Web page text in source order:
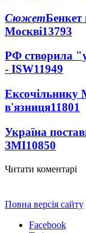
СюжетБенкет
Москві13793
РФ створила
- ISW11949
Ексочільнику
в'язниця11801
Україна
ЗМІ10850
Читати коментарі
Повна версія сайту
Facebook